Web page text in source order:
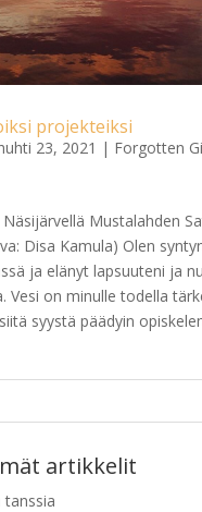
projekteiksi
23, 2021 | Forgotten
Mustalahden
Disa Kamula) Olen
ja elänyt lapsuuteni ja
Vesi on minulle todella
syystä päädyin
artikkelit
tanssia